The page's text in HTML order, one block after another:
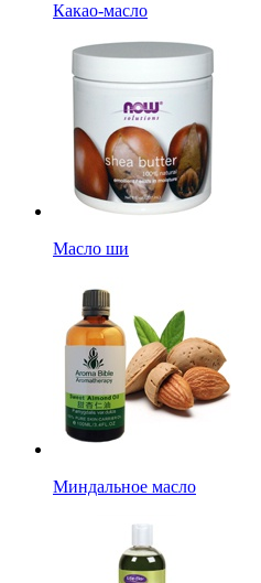
Какао-масло
Масло ши
Миндальное масло